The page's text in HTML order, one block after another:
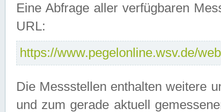
Eine Abfrage aller verfügbaren
URL:
https://www.pegelonline.wsv.de/
Die Messstellen enthalten weitere
und zum gerade aktuell